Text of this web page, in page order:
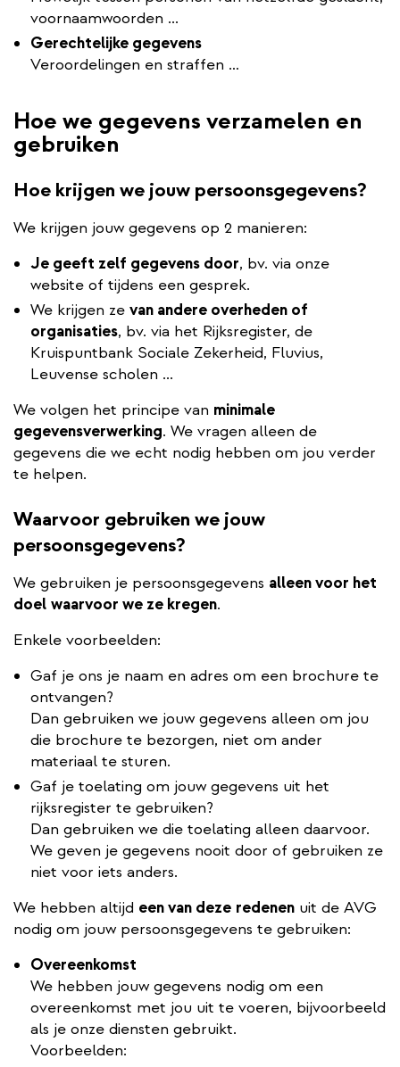
voornaamwoorden ...
Gerechtelijke gegevens
Veroordelingen en straffen …
Hoe we gegevens verzamelen en
gebruiken
Hoe krijgen we jouw persoonsgegevens?
We krijgen jouw gegevens op 2 manieren:
Je geeft zelf gegevens door, bv. via onze
website of tijdens een gesprek.
We krijgen ze van andere overheden of
organisaties, bv. via het Rijksregister, de
Kruispuntbank Sociale Zekerheid, Fluvius,
Leuvense scholen ...
We volgen het principe van minimale
gegevensverwerking. We vragen alleen de
gegevens die we echt nodig hebben om jou verder
te helpen.
Waarvoor gebruiken we jouw
persoonsgegevens?
We gebruiken je persoonsgegevens alleen voor het
doel waarvoor we ze kregen.
Enkele voorbeelden:
Gaf je ons je naam en adres om een brochure te
ontvangen?
Dan gebruiken we jouw gegevens alleen om jou
die brochure te bezorgen, niet om ander
materiaal te sturen.
Gaf je toelating om jouw gegevens uit het
rijksregister te gebruiken?
Dan gebruiken we die toelating alleen daarvoor.
We geven je gegevens nooit door of gebruiken ze
niet voor iets anders.
We hebben altijd een van deze redenen uit de AVG
nodig om jouw persoonsgegevens te gebruiken:
Overeenkomst
We hebben jouw gegevens nodig om een
overeenkomst met jou uit te voeren, bijvoorbeeld
als je onze diensten gebruikt.
Voorbeelden: